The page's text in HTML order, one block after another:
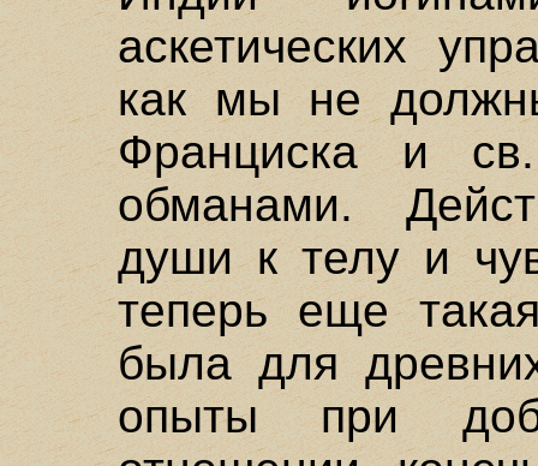
аскетических
как мы не
Франциска и
обманами.
души к телу и
теперь еще
была для
опыты при